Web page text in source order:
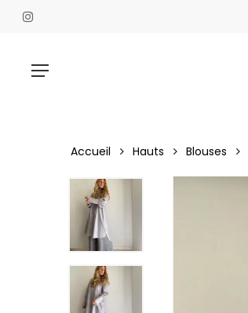
content
instagram
Menu
Accueil Hauts Blouses